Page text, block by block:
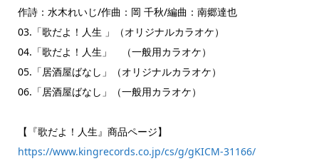
作詩：水木れいじ/作曲：岡 千秋/編曲：南郷達也
03.「歌だよ！人生 」（オリジナルカラオケ）
04.「歌だよ！人生」 （一般用カラオケ）
05.「居酒屋ばなし」（オリジナルカラオケ）
06.「居酒屋ばなし」（一般用カラオケ）
【『歌だよ！人生』商品ページ】
https://www.kingrecords.co.jp/cs/g/gKICM-31166/